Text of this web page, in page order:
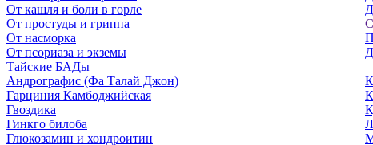
От кашля и боли в горле
От простуды и гриппа
От насморка
Oт псориаза и экземы
Тайские БАДы
Андрографис (Фа Талай Джон)
Гарциния Камбоджийская
Гвоздика
Гинкго билоба
Глюкозамин и хондроитин